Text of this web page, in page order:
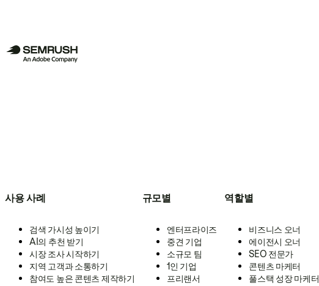
사용 사례
검색 가시성 높이기
AI의 추천 받기
시장 조사 시작하기
지역 고객과 소통하기
참여도 높은 콘텐츠 제작하기
규모별
엔터프라이즈
중견 기업
소규모 팀
1인 기업
프리랜서
역할별
비즈니스 오너
에이전시 오너
SEO 전문가
콘텐츠 마케터
풀스택 성장 마케터